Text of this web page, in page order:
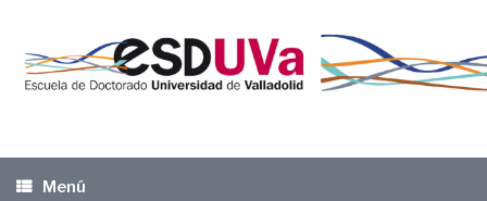
contenido
Menú